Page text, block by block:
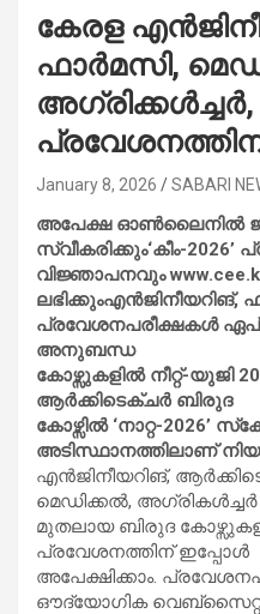
കേരള
ഫാര്‍മസി,
പ്രവേശനത്തിന്
January 8, 2026 SABARI
അപേക്ഷ ഓണ്‍ലൈനില്‍
സ്വീകരിക്കും‘കീം-
വിജ്ഞാപനവും
ലഭിക്കുംഎന്‍ജിനീയറിങ്,
പ്രവേശനപരീക്ഷകള്‍
അനുബന്ധ
കോഴ്സുകളില്‍ നീറ്റ്-യുജി
ആര്‍ക്കിടെക്ചര്‍ ബിരുദ
കോഴ്സില്‍ ‘നാറ്റ-2026’
അടിസ്ഥാനത്തിലാണ്
എന്‍ജിനീയറിങ്,
മെഡിക്കല്‍, അഗ്രികള്‍ച്ചര്‍
മുതലായ ബിരുദ
പ്രവേശനത്തിന് ഇപ്പോള്‍
അപേക്ഷിക്കാം.
ഔദ്യോഗിക